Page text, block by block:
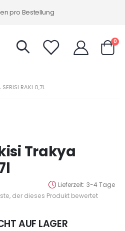
pro Bestellung
0
SERISI RAKI 0,7L
Trakya
Lieferzeit 3-4 Tage
der dieses Produkt bewertet
AUF LAGER